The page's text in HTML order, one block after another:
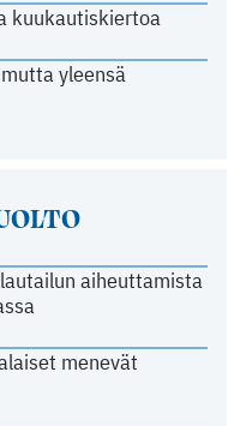
kuukautiskiertoa
yleensä
aiheuttamista
menevät